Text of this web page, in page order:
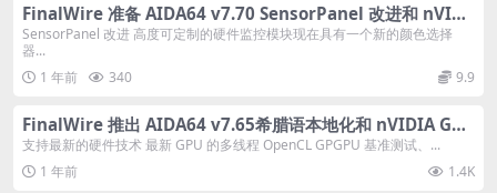
FinalWire 准备 AIDA64 v7.70 SensorPanel 改进和 nVIDI
A GeForce RTX 5060 支持
SensorPanel 改进 高度可定制的硬件监控模块现在具有一个新的颜色选择
器...
1 年前
340 9.9
FinalWire 推出 AIDA64 v7.65希腊语本地化和 nVIDIA GeF
orce RTX 5060 Ti 支持
支持最新的硬件技术 最新 GPU 的多线程 OpenCL GPGPU 基准测试、...
1 年前
1.4K